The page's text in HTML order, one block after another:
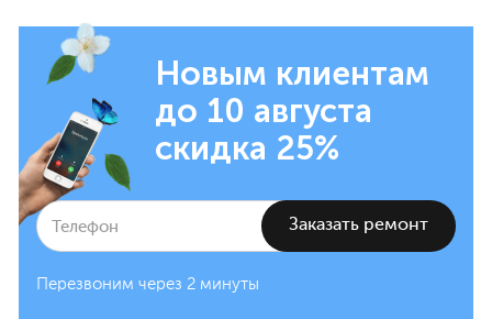
Новым клиентам
до 10 августа
скидка 25%
Перезвоним через 2 минуты